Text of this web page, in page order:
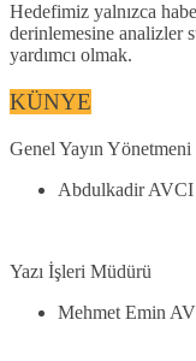
Hedefimiz yalnızca
derinlemesine analizler
yardımcı olmak.
KÜNYE
Genel Yayın Yönetmeni
Abdulkadir AVCI
Yazı İşleri Müdürü
Mehmet Emin